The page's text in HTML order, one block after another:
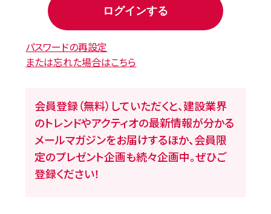
パスワードの再設定
または忘れた場合はこちら
会員登録（無料）していただくと、建設業界
のトレンドやアクティオの最新情報が分かる
メールマガジンをお届けするほか、会員限
定のプレゼント企画も続々企画中。ぜひご
登録ください！